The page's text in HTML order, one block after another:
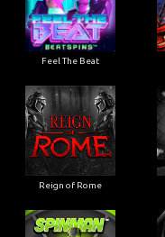
Feel The Beat
Reign of Rome